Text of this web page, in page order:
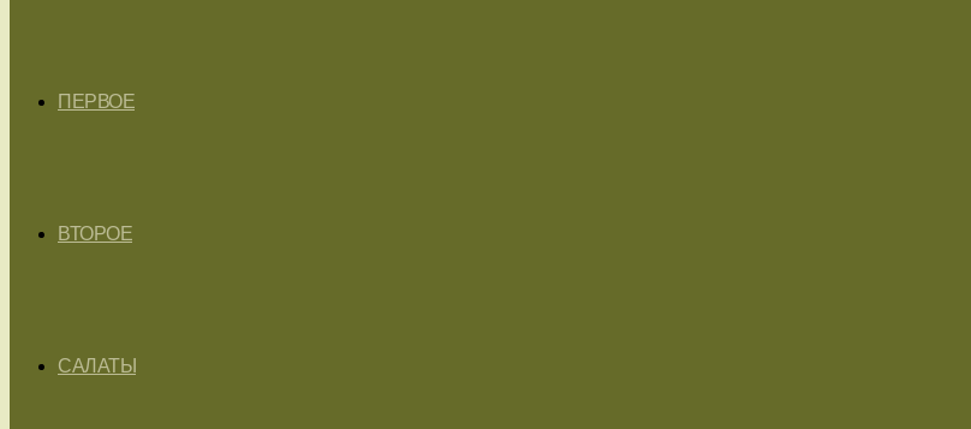
ПЕРВОЕ
ВТОРОЕ
САЛАТЫ